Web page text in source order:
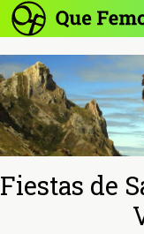
Fiestas de